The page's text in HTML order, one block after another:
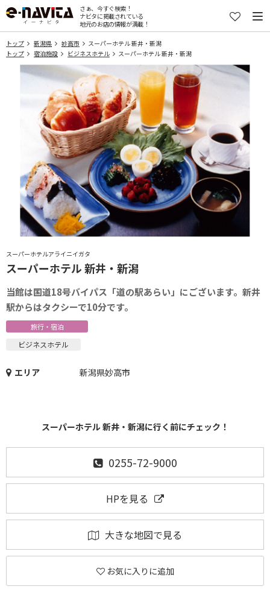
さぁ、今すぐ検索！
ナビタに掲載されている
地元のお店の情報が満載！
トップ 新潟県 妙高市
スーパーホテル 新井・新潟
トップ
宿泊施設 ビジネスホテル スーパーホテル 新井・新潟
スーパーホテルアライニイガタ
スーパーホテル 新井・新潟
当館は国道18号バイパス「道の駅あらい」にございます。新井
駅からはタクシーで10分です。
旅行・宿泊
ビジネスホテル
エリア 新潟県妙高市
スーパーホテル 新井・新潟に行く前にチェック！
0255-72-9000
HPを見る
大きな地図で見る
お気に入りに追加